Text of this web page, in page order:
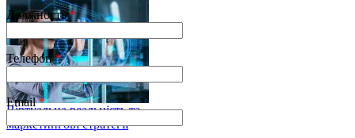
Віртуальна реальність та
маркетингові стратегії
Должность*
Телефон*
Email*